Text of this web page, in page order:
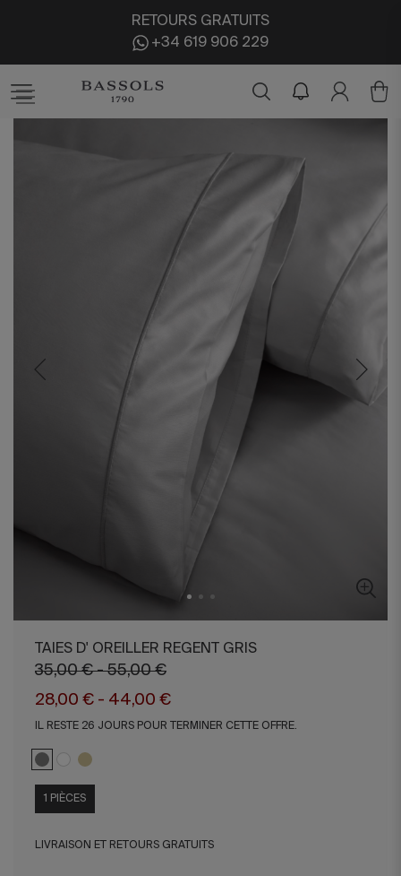
RETOURS GRATUITS
+34 619 906 229
TAIES D' OREILLER REGENT GRIS
35,00 € - 55,00 €
28,00 € - 44,00 €
IL RESTE 26 JOURS POUR TERMINER CETTE OFFRE.
1 PIÈCES
LIVRAISON ET RETOURS GRATUITS